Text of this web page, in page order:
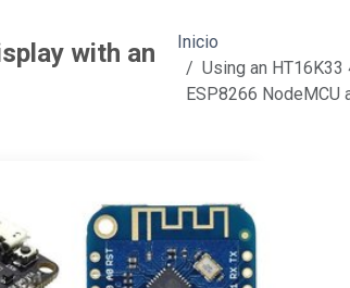
with an
Inicio
Using an
ESP8266 NodeMCU